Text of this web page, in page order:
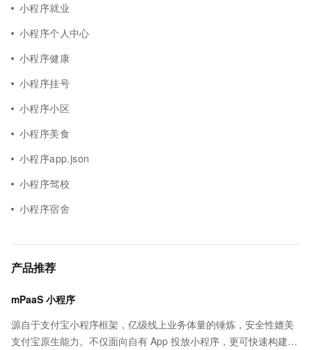
小程序就业
小程序个人中心
小程序健康
小程序挂号
小程序小区
小程序美食
小程序app.json
小程序驾校
小程序宿舍
产品推荐
mPaaS 小程序
源自于支付宝小程序框架，亿级线上业务体量的锤炼，安全性媲美
支付宝原生能力。不仅面向自有 App 投放小程序，更可快速构建打